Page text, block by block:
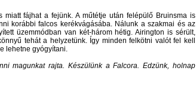
fájhat a fejünk. A műtétje után felépülő Bruinsma is
korábbi falcos kerékvágásába. Nálunk a szakmai és az
üzemmódban van két-három hétig. Airington is sérült,
tehát a helyzetünk. Így minden felkötni valót fel kell
lehetne gyógyítani.
magunkat rajta. Készülünk a Falcora. Edzünk, holnap